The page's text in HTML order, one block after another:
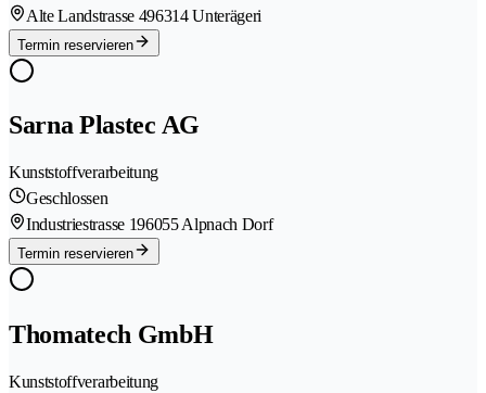
Alte Landstrasse 496314 Unterägeri
Termin reservieren
Sarna Plastec AG
Kunststoffverarbeitung
Geschlossen
Industriestrasse 196055 Alpnach Dorf
Termin reservieren
Thomatech GmbH
Kunststoffverarbeitung